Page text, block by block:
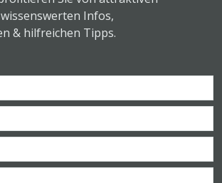
Infos,
& hilfreichen Tipps.